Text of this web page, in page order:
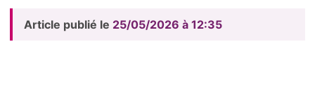
Article publié le 25/05/2026 à 12:35